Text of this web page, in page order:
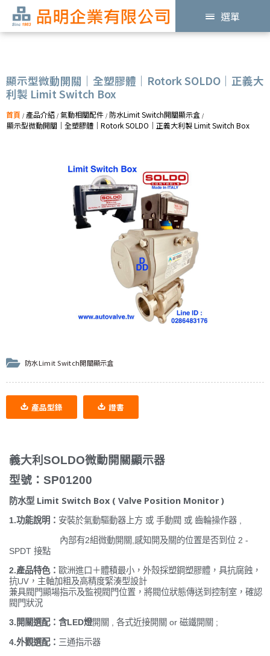
選單
顯示型微動開關｜全塑膠體｜Rotork SOLDO｜正義大
利製 Limit Switch Box
首頁 / 產品介紹 / 氣動相關配件 / 防水Limit Switch開關顯示盒 /
顯示型微動開關｜全塑膠體｜Rotork SOLDO｜正義大利製 Limit Switch Box
防水Limit Switch開關顯示盒
產品型錄 證書
義大利SOLDO微動開關顯示器
型號：SP01200
防水型 Limit Switch Box ( Valve Position Monitor )
1.功能說明： 安裝於氣動驅動器上方 或 手動閥 或 齒輪操作器 ,
內部有2組微動開關,感知開及關的位置是否到位 2 -
SPDT 接點
2.產品特色： 歐洲進口＋體積最小，外殼採塑鋼塑膠體，具抗腐蝕，
抗UV，主軸加粗及高精度緊湊型設計
兼具閥門顯場指示及監視閥門位置，將閥位狀態傳送到控制室，確認
閥門狀況
3.開關選配：含LED燈開關 , 各式近接開關 or 磁鐵開關 ;
4.外觀選配： 三通指示器